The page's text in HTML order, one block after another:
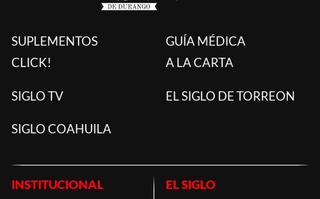
SUPLEMENTOS
CLICK!
GUÍA MÉDICA
A LA CARTA
SIGLO TV EL SIGLO DE TORREON
SIGLO COAHUILA
INSTITUCIONAL
EL SIGLO